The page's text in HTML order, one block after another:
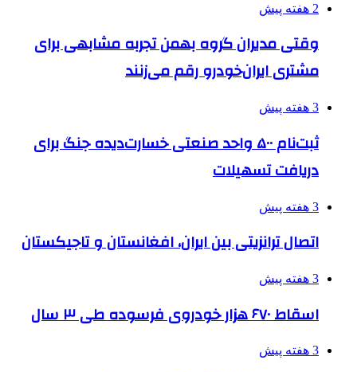
2 هفته پیش
وقتی مدیران گروه بهمن تجربه مشابهی برای
مشتری ایران‌خودرو رقم می‌زنند
3 هفته پیش
ثبت‌نام ۵۰۰ واحد صنعتی خسارت‌دیده جنگ برای
دریافت تسهیلات
3 هفته پیش
اتصال ترانزیتی بین ایران، افغانستان و تاجیکستان
3 هفته پیش
اسقاط ۶۷۰ هزار خودروی فرسوده طی ۳ سال
3 هفته پیش